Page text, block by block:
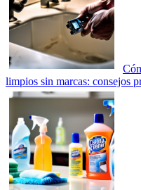
limpios sin marcas: consejos